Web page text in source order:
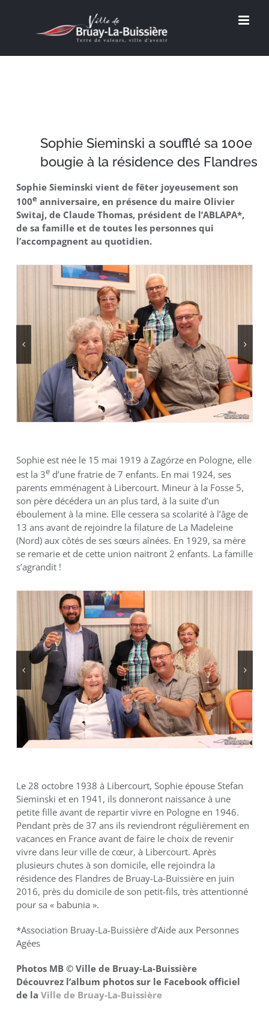
Sophie Sieminski a soufflé sa 100e
bougie à la résidence des Flandres
Sophie Sieminski vient de fêter joyeusement son
100e anniversaire, en présence du maire Olivier
Switaj, de Claude Thomas, président de l’ABLAPA*,
de sa famille et de toutes les personnes qui
l’accompagnent au quotidien.
Sophie est née le 15 mai 1919 à Zagórze en Pologne, elle
est la 3ed’une fratrie de 7 enfants. En mai 1924, ses
parents emménagent à Libercourt. Mineur à la Fosse 5,
son père décédera un an plus tard, à la suite d’un
éboulement à la mine. Elle cessera sa scolarité à l’âge de
13 ans avant de rejoindre la filature de La Madeleine
(Nord) aux côtés de ses sœurs aînées. En 1929, sa mère
se remarie et de cette union naitront 2 enfants. La famille
s’agrandit !
Le 28 octobre 1938 à Libercourt, Sophie épouse Stefan
Sieminski et en 1941, ils donneront naissance à une
petite fille avant de repartir vivre en Pologne en 1946.
Pendant près de 37 ans ils reviendront régulièrement en
vacances en France avant de faire le choix de revenir
vivre dans leur ville de cœur, à Libercourt. Après
plusieurs chutes à son domicile, elle rejoindra la
résidence des Flandres de Bruay-La-Buissière en juin
2016, près du domicile de son petit-fils, très attentionné
pour sa « babunia ».
*Association Bruay-La-Buissière d’Aide aux Personnes
Agées
Photos MB © Ville de Bruay-La-Buissière
Découvrez l’album photos sur le Facebook officiel
de la Ville de Bruay-La-Buissière